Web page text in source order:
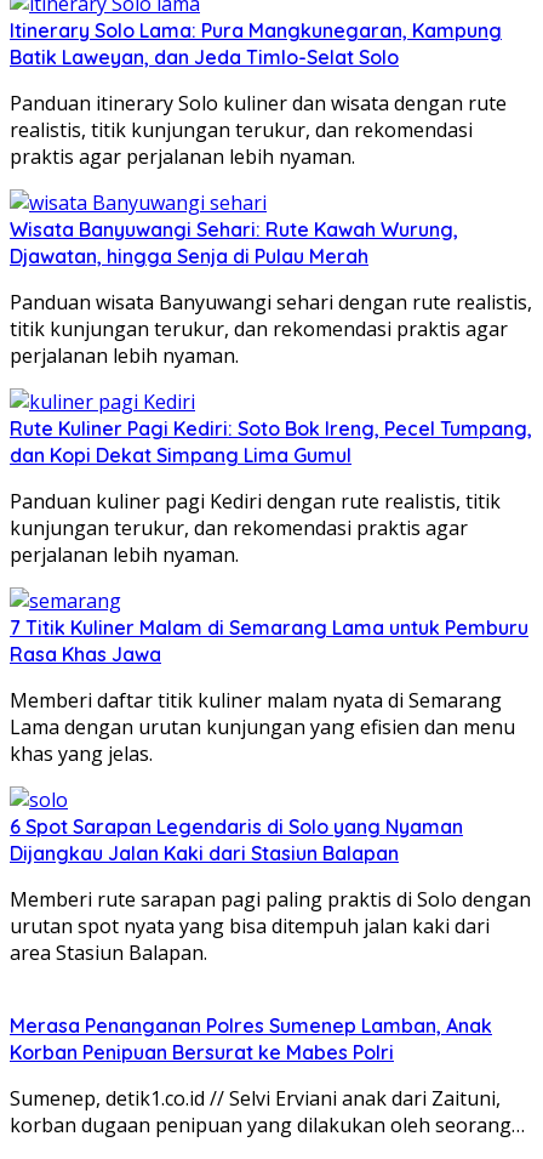
Itinerary Solo Lama: Pura Mangkunegaran, Kampung
Batik Laweyan, dan Jeda Timlo-Selat Solo
Panduan itinerary Solo kuliner dan wisata dengan rute
realistis, titik kunjungan terukur, dan rekomendasi
praktis agar perjalanan lebih nyaman.
Wisata Banyuwangi Sehari: Rute Kawah Wurung,
Djawatan, hingga Senja di Pulau Merah
Panduan wisata Banyuwangi sehari dengan rute realistis,
titik kunjungan terukur, dan rekomendasi praktis agar
perjalanan lebih nyaman.
Rute Kuliner Pagi Kediri: Soto Bok Ireng, Pecel Tumpang,
dan Kopi Dekat Simpang Lima Gumul
Panduan kuliner pagi Kediri dengan rute realistis, titik
kunjungan terukur, dan rekomendasi praktis agar
perjalanan lebih nyaman.
7 Titik Kuliner Malam di Semarang Lama untuk Pemburu
Rasa Khas Jawa
Memberi daftar titik kuliner malam nyata di Semarang
Lama dengan urutan kunjungan yang efisien dan menu
khas yang jelas.
6 Spot Sarapan Legendaris di Solo yang Nyaman
Dijangkau Jalan Kaki dari Stasiun Balapan
Memberi rute sarapan pagi paling praktis di Solo dengan
urutan spot nyata yang bisa ditempuh jalan kaki dari
area Stasiun Balapan.
Merasa Penanganan Polres Sumenep Lamban, Anak
Korban Penipuan Bersurat ke Mabes Polri
Sumenep, detik1.co.id // Selvi Erviani anak dari Zaituni,
korban dugaan penipuan yang dilakukan oleh seorang…